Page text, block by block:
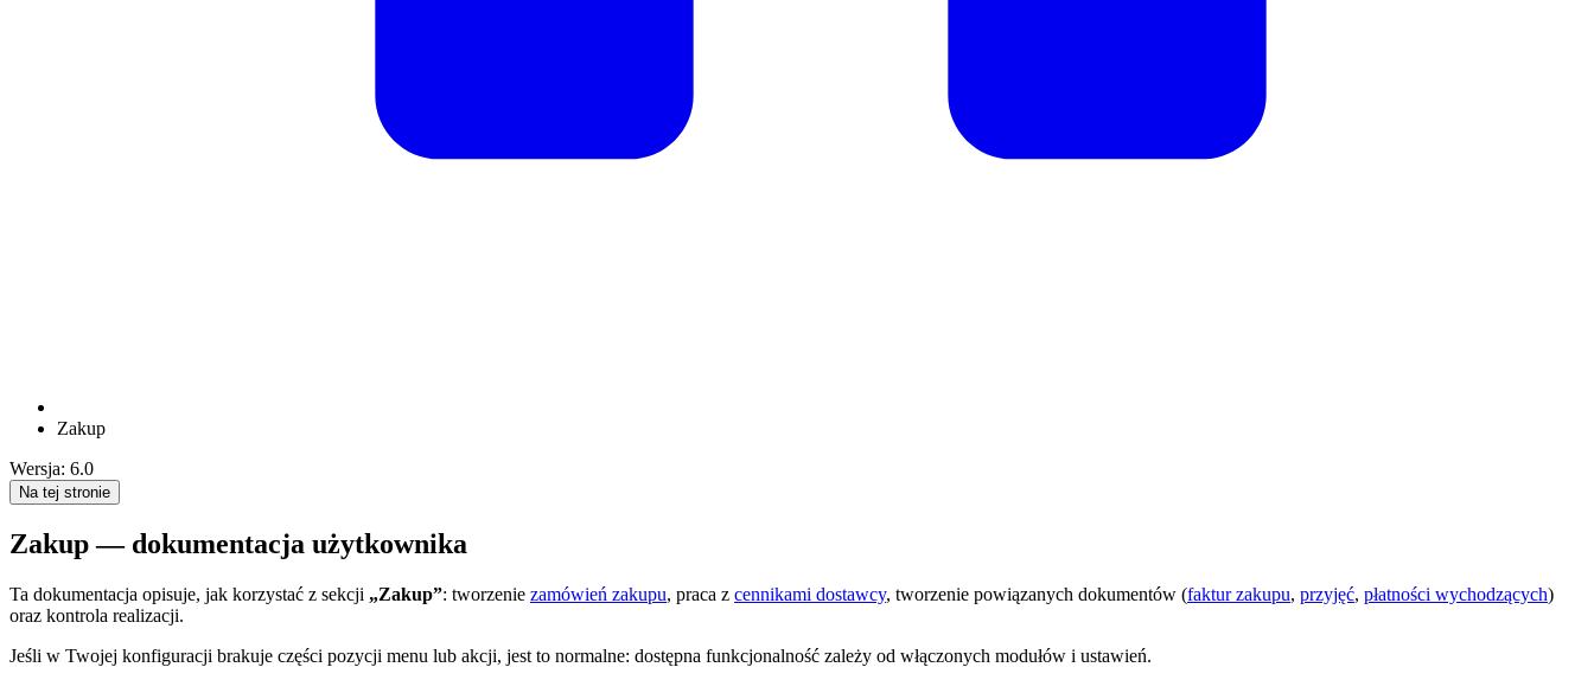
Zakup
Wersja: 6.0
Na tej stronie
Zakup — dokumentacja użytkownika
Ta dokumentacja opisuje, jak korzystać z sekcji „Zakup”: tworzenie zamówień zakupu, praca z cennikami dostawcy, tworzenie powiązanych dokumentów (faktur zakupu, przyjęć, płatności wychodzących)
oraz kontrola realizacji.
Jeśli w Twojej konfiguracji brakuje części pozycji menu lub akcji, jest to normalne: dostępna funkcjonalność zależy od włączonych modułów i ustawień.